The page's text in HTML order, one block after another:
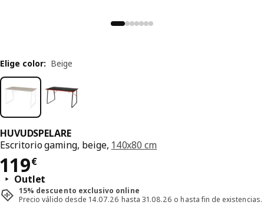
HUVUDSPELARE
Escritorio gaming, beige, 140x80 cm
119€
El precio 119€
Outlet
15% descuento exclusivo online
Precio válido desde 14.07.26 hasta 31.08.26 o hasta fin de existencias.
Elige color: Beige